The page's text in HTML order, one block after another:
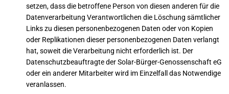
setzen, dass die betroffene Person von diesen anderen für die
Datenverarbeitung Verantwortlichen die Löschung sämtlicher
Links zu diesen personenbezogenen Daten oder von Kopien
oder Replikationen dieser personenbezogenen Daten verlangt
hat, soweit die Verarbeitung nicht erforderlich ist. Der
Datenschutzbeauftragte der Solar-Bürger-Genossenschaft eG
oder ein anderer Mitarbeiter wird im Einzelfall das Notwendige
veranlassen.